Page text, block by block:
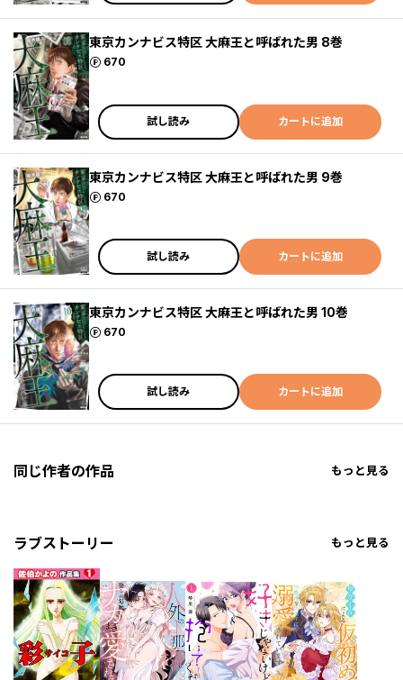
東京カンナビス特区 大麻王と呼ばれた男 8巻
670
ポイント
試し読み カートに追加
東京カンナビス特区 大麻王と呼ばれた男 9巻
670
ポイント
試し読み カートに追加
東京カンナビス特区 大麻王と呼ばれた男 10巻
670
ポイント
試し読み カートに追加
同じ作者の作品 もっと見る
ラブストーリー もっと見る